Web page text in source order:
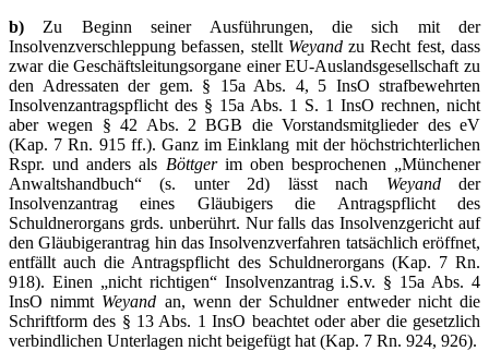
b) Zu Beginn seiner Ausführungen, die sich mit der
Insolvenzverschleppung befassen, stellt Weyandzu Recht fest, dass
zwar die Geschäftsleitungsorgane einer EU-Auslandsgesellschaft zu
den Adressaten der gem. § 15a Abs. 4, 5 InsO strafbewehrten
Insolvenzantragspflicht des § 15a Abs. 1 S. 1 InsO rechnen, nicht
aber wegen § 42 Abs. 2 BGB die Vorstandsmitglieder des eV
(Kap. 7 Rn. 915 ff.). Ganz im Einklang mit der höchstrichterlichen
Rspr. und anders als Böttgerim oben besprochenen „Münchener
Anwaltshandbuch“ (s. unter 2d) lässt nach Weyandder
Insolvenzantrag eines Gläubigers die Antragspflicht des
Schuldnerorgans grds. unberührt. Nur falls das Insolvenzgericht auf
den Gläubigerantrag hin das Insolvenzverfahren tatsächlich eröffnet,
entfällt auch die Antragspflicht des Schuldnerorgans (Kap. 7 Rn.
918). Einen „nicht richtigen“ Insolvenzantrag i.S.v. § 15a Abs. 4
InsO nimmt Weyand an, wenn der Schuldner entweder nicht die
Schriftform des § 13 Abs. 1 InsO beachtet oder aber die gesetzlich
verbindlichen Unterlagen nicht beigefügt hat (Kap. 7 Rn. 924, 926).